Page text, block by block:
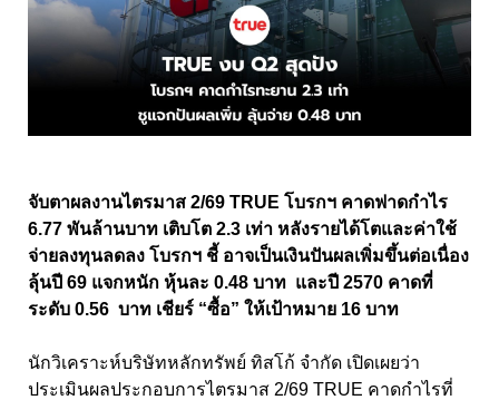
จับตาผลงานไตรมาส 2/69 TRUE โบรกฯ คาดฟาดกำไร
6.77 พันล้านบาท เติบโต 2.3 เท่า หลังรายได้โตและค่าใช้
จ่ายลงทุนลดลง โบรกฯ ชี้ อาจเป็นเงินปันผลเพิ่มขึ้นต่อเนื่อง
ลุ้นปี 69 แจกหนัก หุ้นละ 0.48 บาท และปี 2570 คาดที่
ระดับ 0.56 บาท เชียร์ “ซื้อ” ให้เป้าหมาย 16 บาท
นักวิเคราะห์บริษัทหลักทรัพย์ ทิสโก้ จำกัด เปิดเผยว่า
ประเมินผลประกอบการไตรมาส 2/69 TRUE คาดกำไรที่